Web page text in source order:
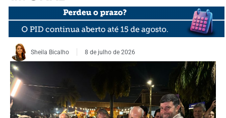
Sheila Bicalho 8 de julho de 2026